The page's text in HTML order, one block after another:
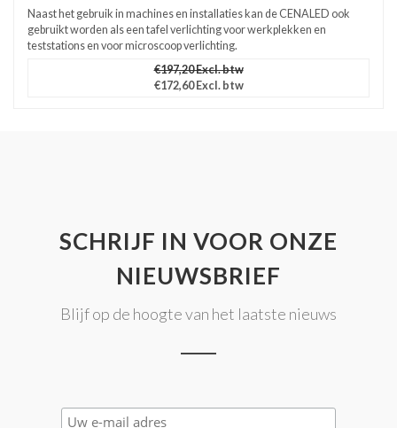
Naast het gebruik in machines en installaties kan de CENALED ook
gebruikt worden als een tafel verlichting voor werkplekken en
teststations en voor microscoop verlichting.
€197,20 Excl. btw
€172,60 Excl. btw
SCHRIJF IN VOOR ONZE
NIEUWSBRIEF
Blijf op de hoogte van het laatste nieuws